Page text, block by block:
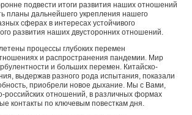
подвести итоги развития наших отношений
планы дальнейшего укрепления нашего
сферах в интересах устойчивого
развития наших двусторонних отношений.
процессы глубоких перемен
и распространения пандемии. Мир
и больших перемен. Китайско-
выдержав разного рода испытания, показали
приобрели новое дыхание. Мы с Вами,
российских отношений, в различных формах
контакты по ключевым повесткам дня.